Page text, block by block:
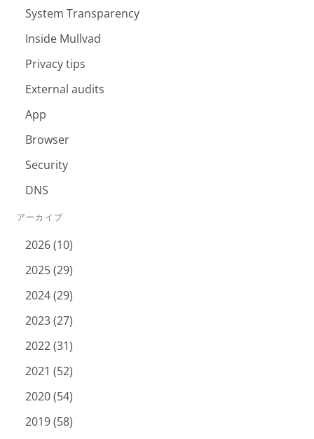
System Transparency
Inside Mullvad
Privacy tips
External audits
App
Browser
Security
DNS
アーカイブ
2026 (10)
2025 (29)
2024 (29)
2023 (27)
2022 (31)
2021 (52)
2020 (54)
2019 (58)